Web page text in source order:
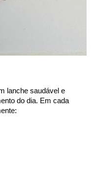
lanche saudável e
do dia. Em cada